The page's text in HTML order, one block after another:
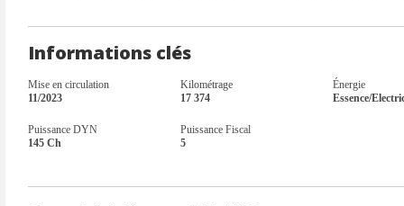
Informations clés
Mise en circulation
11/2023
Kilométrage
17 374
Énergie
Essence/
Puissance DYN
145 Ch
Puissance Fiscal
5